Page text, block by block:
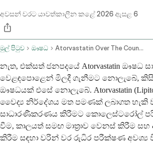
අවසන් වරට යාවත්කාලීන කළේ2026 ඇසළ 6
මුල් පිටුව ඖෂධ Atorvastatin Over The Counter
නැත, එක්සත් ජනපදයේ Atorvastatin ඖෂධ
වෙළඳපොළෙන් මිලදී ගැනීමට නොලැබේ,
ඖෂධයක් එසේ නොලැබේ. Atorvastatin
වෛද්‍ය නිර්දේශය මත පමණක් ලබාගත හැකි
සාධාරණීකරණය කිරීමට කොලෙස්ටරෝල්
වීම, කාලයත් සමඟ මාත්‍රාව වෙනස් කිරීම
කිරීම සඳහා වරින් වර රුධිර පරීක්ෂණ